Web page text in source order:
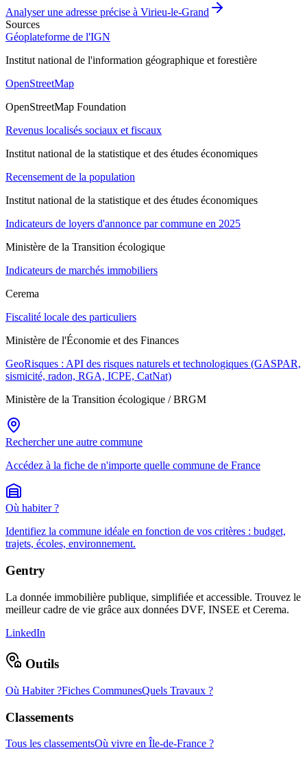
Analyser une adresse précise à Virieu-le-Grand
Sources
Géoplateforme de l'IGN
Institut national de l'information géographique et forestière
OpenStreetMap
OpenStreetMap Foundation
Revenus localisés sociaux et fiscaux
Institut national de la statistique et des études économiques
Recensement de la population
Institut national de la statistique et des études économiques
Indicateurs de loyers d'annonce par commune en 2025
Ministère de la Transition écologique
Indicateurs de marchés immobiliers
Cerema
Fiscalité locale des particuliers
Ministère de l'Économie et des Finances
GeoRisques : API des risques naturels et technologiques (GASPAR,
sismicité, radon, RGA, ICPE, CatNat)
Ministère de la Transition écologique / BRGM
Rechercher une autre commune
Accédez à la fiche de n'importe quelle commune de France
Où habiter ?
Identifiez la commune idéale en fonction de vos critères : budget,
trajets, écoles, environnement.
Gentry
La donnée immobilière publique, simplifiée et accessible. Trouvez le
meilleur cadre de vie grâce aux données DVF, INSEE et Cerema.
LinkedIn
Outils
Où Habiter ?Fiches CommunesQuels Travaux ?
Classements
Tous les classementsOù vivre en Île-de-France ?